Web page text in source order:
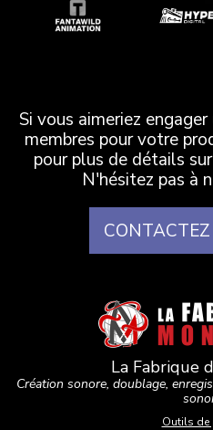
Si vous aimeriez
membres pour votre
pour plus de détails
N'hésitez pas à
La Fabrique
Création sonore, doublage,
Outils de